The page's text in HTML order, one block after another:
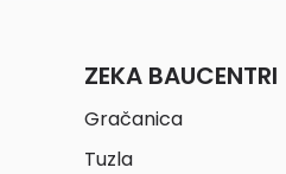
ZEKA BAUCENTRI
Gračanica
Tuzla